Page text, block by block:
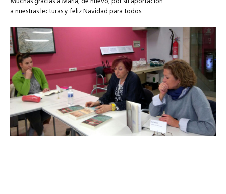
a nuestras lecturas y feliz Navidad para todos.